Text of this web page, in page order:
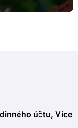
účtu, Více